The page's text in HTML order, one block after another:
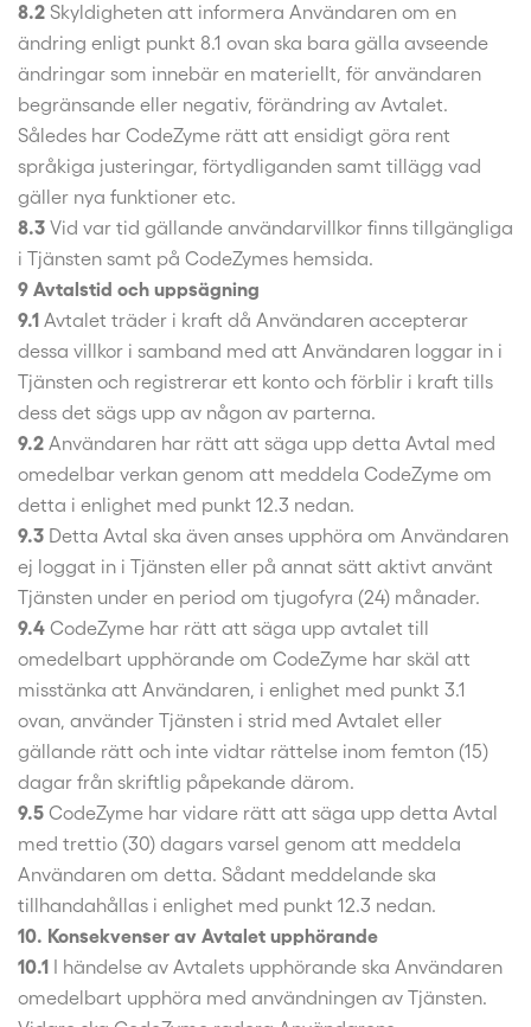
8.2 Skyldigheten att informera Användaren om en
ändring enligt punkt 8.1 ovan ska bara gälla avseende
ändringar som innebär en materiellt, för användaren
begränsande eller negativ, förändring av Avtalet.
Således har CodeZyme rätt att ensidigt göra rent
språkiga justeringar, förtydliganden samt tillägg vad
gäller nya funktioner etc.
8.3 Vid var tid gällande användarvillkor finns tillgängliga
i Tjänsten samt på CodeZymes hemsida.
9 Avtalstid och uppsägning
9.1 Avtalet träder i kraft då Användaren accepterar
dessa villkor i samband med att Användaren loggar in i
Tjänsten och registrerar ett konto och förblir i kraft tills
dess det sägs upp av någon av parterna.
9.2 Användaren har rätt att säga upp detta Avtal med
omedelbar verkan genom att meddela CodeZyme om
detta i enlighet med punkt 12.3 nedan.
9.3 Detta Avtal ska även anses upphöra om Användaren
ej loggat in i Tjänsten eller på annat sätt aktivt använt
Tjänsten under en period om tjugofyra (24) månader.
9.4 CodeZyme har rätt att säga upp avtalet till
omedelbart upphörande om CodeZyme har skäl att
misstänka att Användaren, i enlighet med punkt 3.1
ovan, använder Tjänsten i strid med Avtalet eller
gällande rätt och inte vidtar rättelse inom femton (15)
dagar från skriftlig påpekande därom.
9.5 CodeZyme har vidare rätt att säga upp detta Avtal
med trettio (30) dagars varsel genom att meddela
Användaren om detta. Sådant meddelande ska
tillhandahållas i enlighet med punkt 12.3 nedan.
10. Konsekvenser av Avtalet upphörande
10.1 I händelse av Avtalets upphörande ska Användaren
omedelbart upphöra med användningen av Tjänsten.